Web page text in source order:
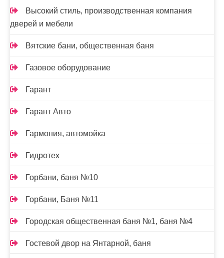
Высокий стиль, производственная компания
дверей и мебели
Вятские бани, общественная баня
Газовое оборудование
Гарант
Гарант Авто
Гармония, автомойка
Гидротех
Горбани, баня №10
Горбани, Баня №11
Городская общественная баня №1, баня №4
Гостевой двор на Янтарной, баня